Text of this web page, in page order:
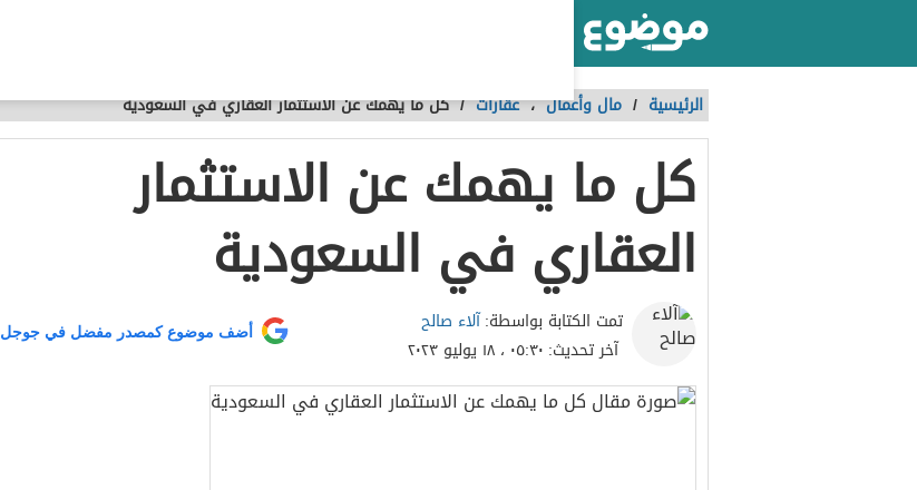
الرئيسية / مال وأعمال،عقارات /كل ما يهمك عن الاستثمار العقاري في السعودية
كل ما يهمك عن الاستثمار
العقاري في السعودية
تمت الكتابة بواسطة:آلاء صالح
آخر تحديث: ٠٥:٣٠ ، ١٨ يوليو ٢٠٢٣
أضف موضوع كمصدر مفضل في جوجل